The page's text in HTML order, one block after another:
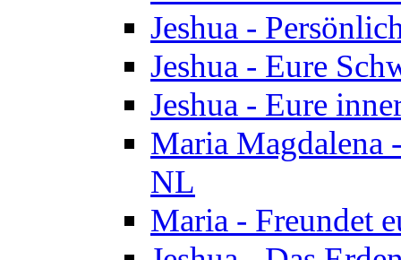
Jeshua -
Jeshua - Eure
Jeshua - Eure
Maria Magdalena
NL
Maria - Freundet